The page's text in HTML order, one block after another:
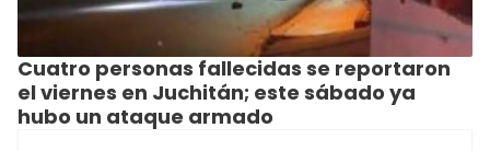
Cuatro personas fallecidas se reportaron
el viernes en Juchitán; este sábado ya
hubo un ataque armado